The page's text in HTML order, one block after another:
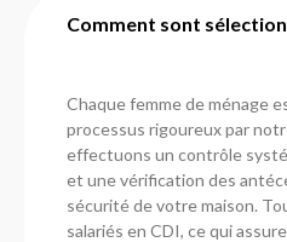
Chaque femme de ménage
processus rigoureux par
effectuons un contrôle
et une vérification des
sécurité de votre maison.
salariés en CDI, ce qui